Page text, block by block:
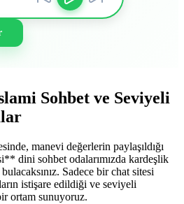
Sohbet ve Seviyeli
manevi değerlerin paylaşıldığı
dini sohbet odalarımızda kardeşlik
Sadece bir chat sitesi
istişare edildiği ve seviyeli
ortam sunuyoruz.